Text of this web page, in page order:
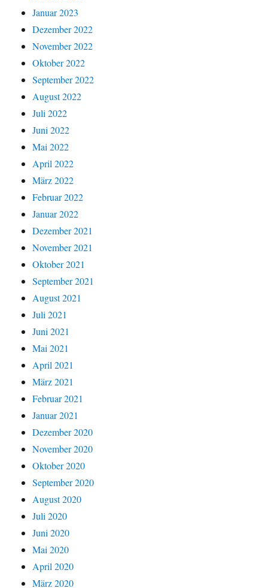
Januar 2023
Dezember 2022
November 2022
Oktober 2022
September 2022
August 2022
Juli 2022
Juni 2022
Mai 2022
April 2022
März 2022
Februar 2022
Januar 2022
Dezember 2021
November 2021
Oktober 2021
September 2021
August 2021
Juli 2021
Juni 2021
Mai 2021
April 2021
März 2021
Februar 2021
Januar 2021
Dezember 2020
November 2020
Oktober 2020
September 2020
August 2020
Juli 2020
Juni 2020
Mai 2020
April 2020
März 2020